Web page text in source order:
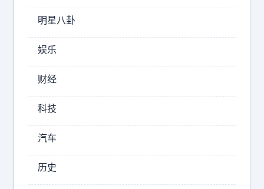
？
不
用
怀
疑
，
我
们
真
的
害
怕
明星八卦
娱乐
财经
科技
汽车
历史